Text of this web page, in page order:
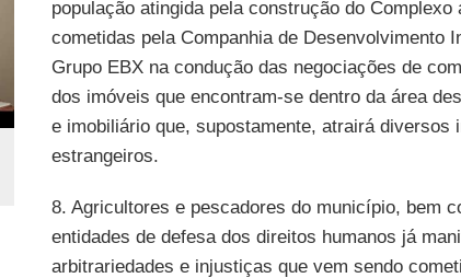
população atingida pela construção do
cometidas pela Companhia de Desenvolvimento
Grupo EBX na condução das negociações de
dos imóveis que encontram-se dentro da área
e imobiliário que, supostamente, atrairá diversos
estrangeiros.
8. Agricultores e pescadores do município, bem
entidades de defesa dos direitos humanos já
arbitrariedades e injustiças que vem sendo